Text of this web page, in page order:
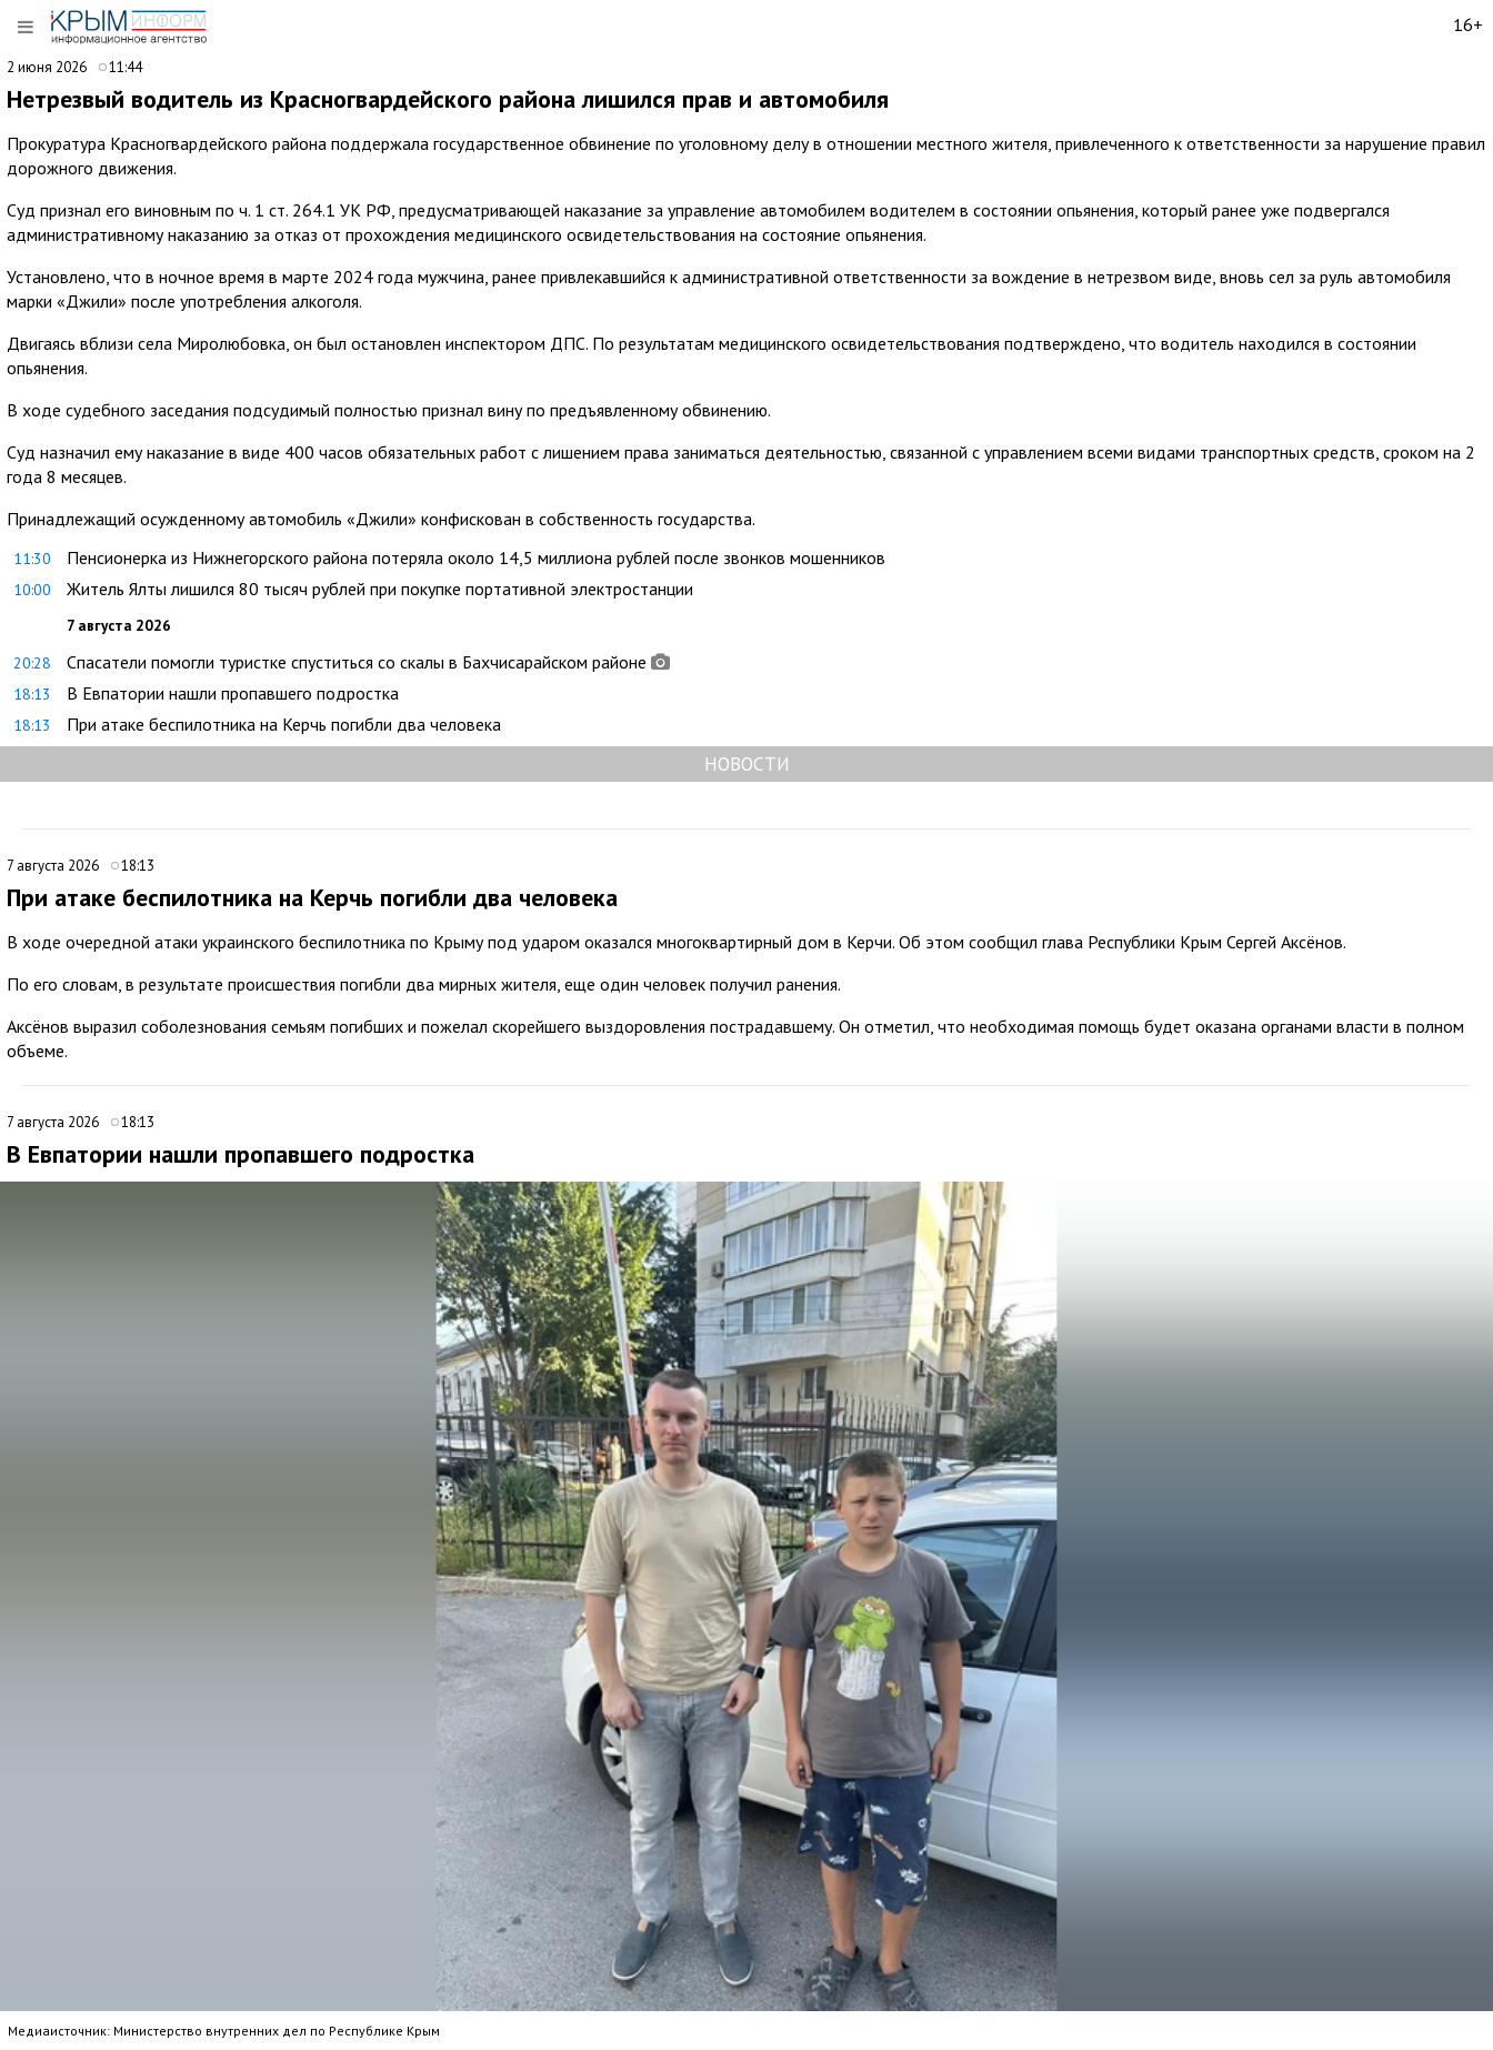
16+
2 июня 2026 11:44
Нетрезвый водитель из Красногвардейского района лишился прав и автомобиля
Прокуратура Красногвардейского района поддержала государственное обвинение по уголовному делу в отношении местного жителя, привлеченного к ответственности за нарушение правил
дорожного движения.
Суд признал его виновным по ч. 1 ст. 264.1 УК РФ, предусматривающей наказание за управление автомобилем водителем в состоянии опьянения, который ранее уже подвергался
административному наказанию за отказ от прохождения медицинского освидетельствования на состояние опьянения.
Установлено, что в ночное время в марте 2024 года мужчина, ранее привлекавшийся к административной ответственности за вождение в нетрезвом виде, вновь сел за руль автомобиля
марки «Джили» после употребления алкоголя.
Двигаясь вблизи села Миролюбовка, он был остановлен инспектором ДПС. По результатам медицинского освидетельствования подтверждено, что водитель находился в состоянии
опьянения.
В ходе судебного заседания подсудимый полностью признал вину по предъявленному обвинению.
Суд назначил ему наказание в виде 400 часов обязательных работ с лишением права заниматься деятельностью, связанной с управлением всеми видами транспортных средств, сроком на 2
года 8 месяцев.
Принадлежащий осужденному автомобиль «Джили» конфискован в собственность государства.
11:30 Пенсионерка из Нижнегорского района потеряла около 14,5 миллиона рублей после звонков мошенников
10:00 Житель Ялты лишился 80 тысяч рублей при покупке портативной электростанции
7 августа 2026
20:28
Спасатели помогли туристке спуститься со скалы в Бахчисарайском районе
18:13 В Евпатории нашли пропавшего подростка
18:13 При атаке беспилотника на Керчь погибли два человека
НОВОСТИ
7 августа 2026 18:13
При атаке беспилотника на Керчь погибли два человека
В ходе очередной атаки украинского беспилотника по Крыму под ударом оказался многоквартирный дом в Керчи. Об этом сообщил глава Республики Крым Сергей Аксёнов.
По его словам, в результате происшествия погибли два мирных жителя, еще один человек получил ранения.
Аксёнов выразил соболезнования семьям погибших и пожелал скорейшего выздоровления пострадавшему. Он отметил, что необходимая помощь будет оказана органами власти в полном
объеме.
7 августа 2026 18:13
В Евпатории нашли пропавшего подростка
Медиаисточник: Министерство внутренних дел по Республике Крым